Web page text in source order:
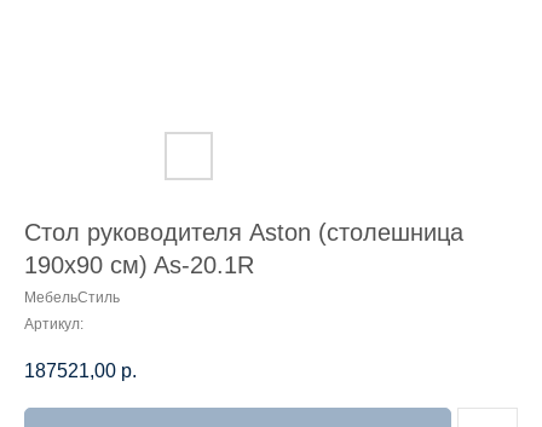
Стол руководителя Aston (столешница
190х90 см) As-20.1R
МебельСтиль
Артикул:
187521,00 р.